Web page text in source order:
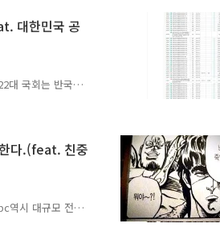
대한민국 반국가
통령이 내란죄
이 그토록 두
국 헌법 제 8..
대한민국 공
국회는 반국가
대한민국을
22대 국회에서
법안을 쏟아내
치 수단인 계엄
여 의도된 것이
다.(feat. 친중
시 대규모 전쟁
의 힘 당대표를
급한 바와 같이